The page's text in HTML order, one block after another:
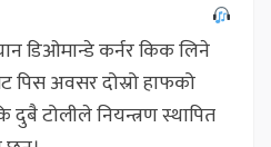
डिओमान्डे कर्नर किक लिने
पिस अवसर दोस्रो हाफको
टोलीले नियन्त्रण स्थापित